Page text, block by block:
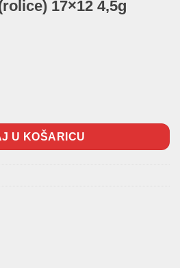
17×12 4,5g
4,5g količina
U KOŠARICU